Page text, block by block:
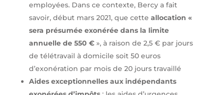
employées. Dans ce contexte, Bercy a fait
savoir, début mars 2021, que cette allocation «
sera présumée exonérée dans la limite
annuelle de 550 €», à raison de 2,5 € par jours
de télétravail à domicile soit 50 euros
d’exonération par mois de 20 jours travaillé
Aides exceptionnelles aux indépendants